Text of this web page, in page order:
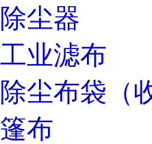
除尘器
工业滤布
除尘布袋（
篷布